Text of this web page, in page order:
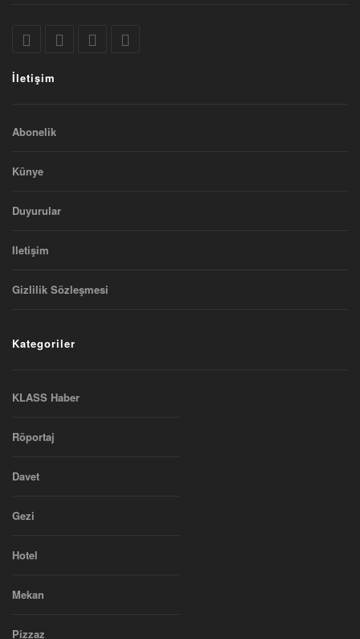
İletişim
Abonelik
Künye
Duyurular
Iletişim
Gizlilik Sözleşmesi
Kategoriler
KLASS Haber
Röportaj
Davet
Gezi
Hotel
Mekan
Pizzaz